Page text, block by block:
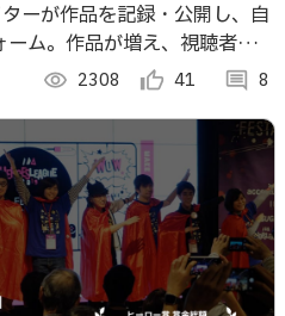
ーが作品を記録・公開し、自
ム。作品が増え、視聴者が増
します。
visibility 2308 thumb_up_alt 41 comment 8